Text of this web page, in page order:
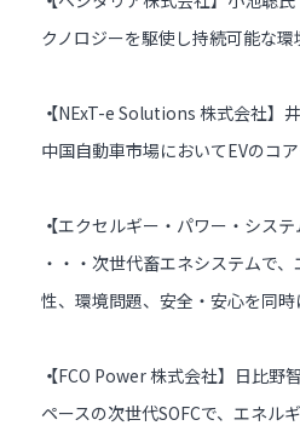
クノロジーを駆使し持続可能な
【NExT-e Solutions 株式会社】
中国自動車市場においてEVのコ
【エクセルギー・パワー・シス
・・・次世代畜エネシステムで
性、環境問題、安全・安心を同時
【FCO Power 株式会社】日比野
ペースの次世代SOFCで、エネル